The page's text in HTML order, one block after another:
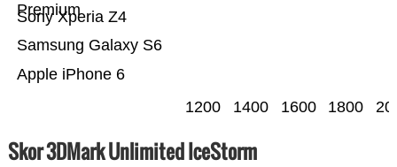
Apple iPhone 6
Samsung Galaxy S6
Sony Xperia Z4
Premium
1200 1400 1600 1800
Skor 3DMark Unlimited IceStorm